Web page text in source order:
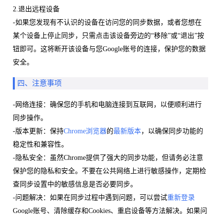
2.退出远程设备
-如果您发现有不认识的设备在访问您的同步数据，或者您想在
某个设备上停止同步，只需点击该设备旁边的“移除”或“退出”按
钮即可。这将断开该设备与您Google账号的连接，保护您的数据
安全。
四、注意事项
-网络连接：确保您的手机和电脑连接到互联网，以便顺利进行
同步操作。
-版本更新：保持Chrome浏览器的最新版本，以确保同步功能的
稳定性和兼容性。
-隐私安全：虽然Chrome提供了强大的同步功能，但请务必注意
保护您的隐私和安全。不要在公共网络上进行敏感操作，定期检
查同步设置中的敏感信息是否必要同步。
-问题解决：如果在同步过程中遇到问题，可以尝试重新登录
Google账号、清除缓存和Cookies、重启设备等方法解决。如果问